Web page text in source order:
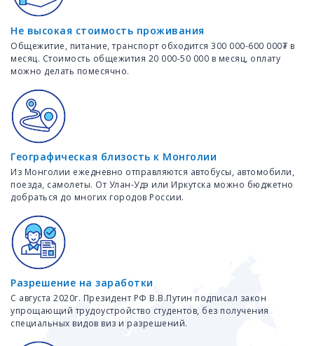
Не высокая стоимость проживания
Общежитие, питание, транспорт обходится 300 000-600 000₮ в
месяц. Стоимость общежития 20 000-50 000 в месяц, оплату
можно делать помесячно.
Географическая близость к Монголии
Из Монголии ежедневно отправляются автобусы, автомобили,
поезда, самолеты. От Улан-Удэ или Иркутска можно бюджетно
добраться до многих городов России.
Разрешение на заработки
С августа 2020г. Президент РФ В.В.Путин подписал закон
упрощающий трудоустройство студентов, без получения
специальных видов виз и разрешений.